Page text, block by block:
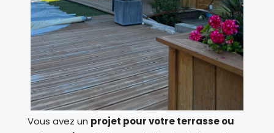
Vous avez un projet pour votre terrasse ou